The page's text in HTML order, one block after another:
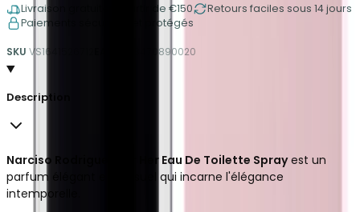
Livraison gratuite à partir de €150
Retours faciles sous 14 jours
Paiements sécurisés et protégés
SKU VS1641526712 3423470890020
Description
Narciso Rodriguez For Her Eau De Toilette Sprayest un
parfum élégant et sensuel qui incarne l'élégance
intemporelle.